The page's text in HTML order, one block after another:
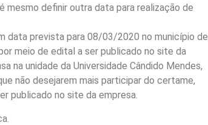
definir outra data para realização de
data prevista para 08/03/2020 no município de
meio de edital a ser publicado no site da
na unidade da Universidade Cândido Mendes,
não desejarem mais participar do certame,
publicado no site da empresa.